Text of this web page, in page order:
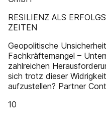
RESILIENZ ALS
ZEITEN
Geopolitische
Fachkräftemangel –
zahlreichen
sich trotz dieser
aufzustellen? Partner
10